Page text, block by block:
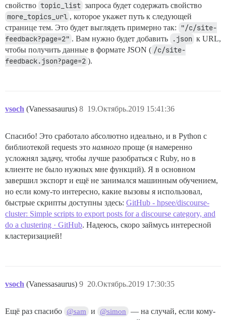
свойство topic_list запроса будет содержать свойство
more_topics_url , которое укажет путь к следующей
странице тем. Это будет выглядеть примерно так:
"/c/site-
feedback?page=2" . Вам нужно будет добавить .json к URL,
чтобы получить данные в формате JSON ( /c/site-
feedback.json?page=2 ).
vsoch (Vanessasaurus) 19.Октябрь.2019 15:41:36
8
Спасибо! Это сработало абсолютно идеально, и в Python с
библиотекой requests это намного проще (я намеренно
усложнял задачу, чтобы лучше разобраться с Ruby, но в
клиенте не было нужных мне функций). Я в основном
завершил экспорт и ещё не занимался машинным обучением,
но если кому-то интересно, какие вызовы я использовал,
быстрые скрипты доступны здесь: GitHub - hpsee/discourse-
cluster: Simple scripts to export posts for a discourse category, and
do a clustering · GitHub. Надеюсь, скоро займусь интересной
кластеризацией!
vsoch (Vanessasaurus) 20.Октябрь.2019 17:30:35
9
Ещё раз спасибо @sam и @simon
— на случай, если кому-